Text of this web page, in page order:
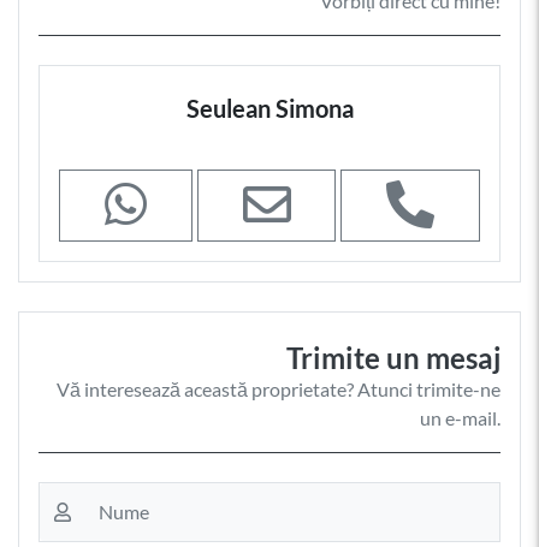
Seulean Simona
Trimite un mesaj
Vă interesează această proprietate? Atunci trimite-ne
un e-mail.